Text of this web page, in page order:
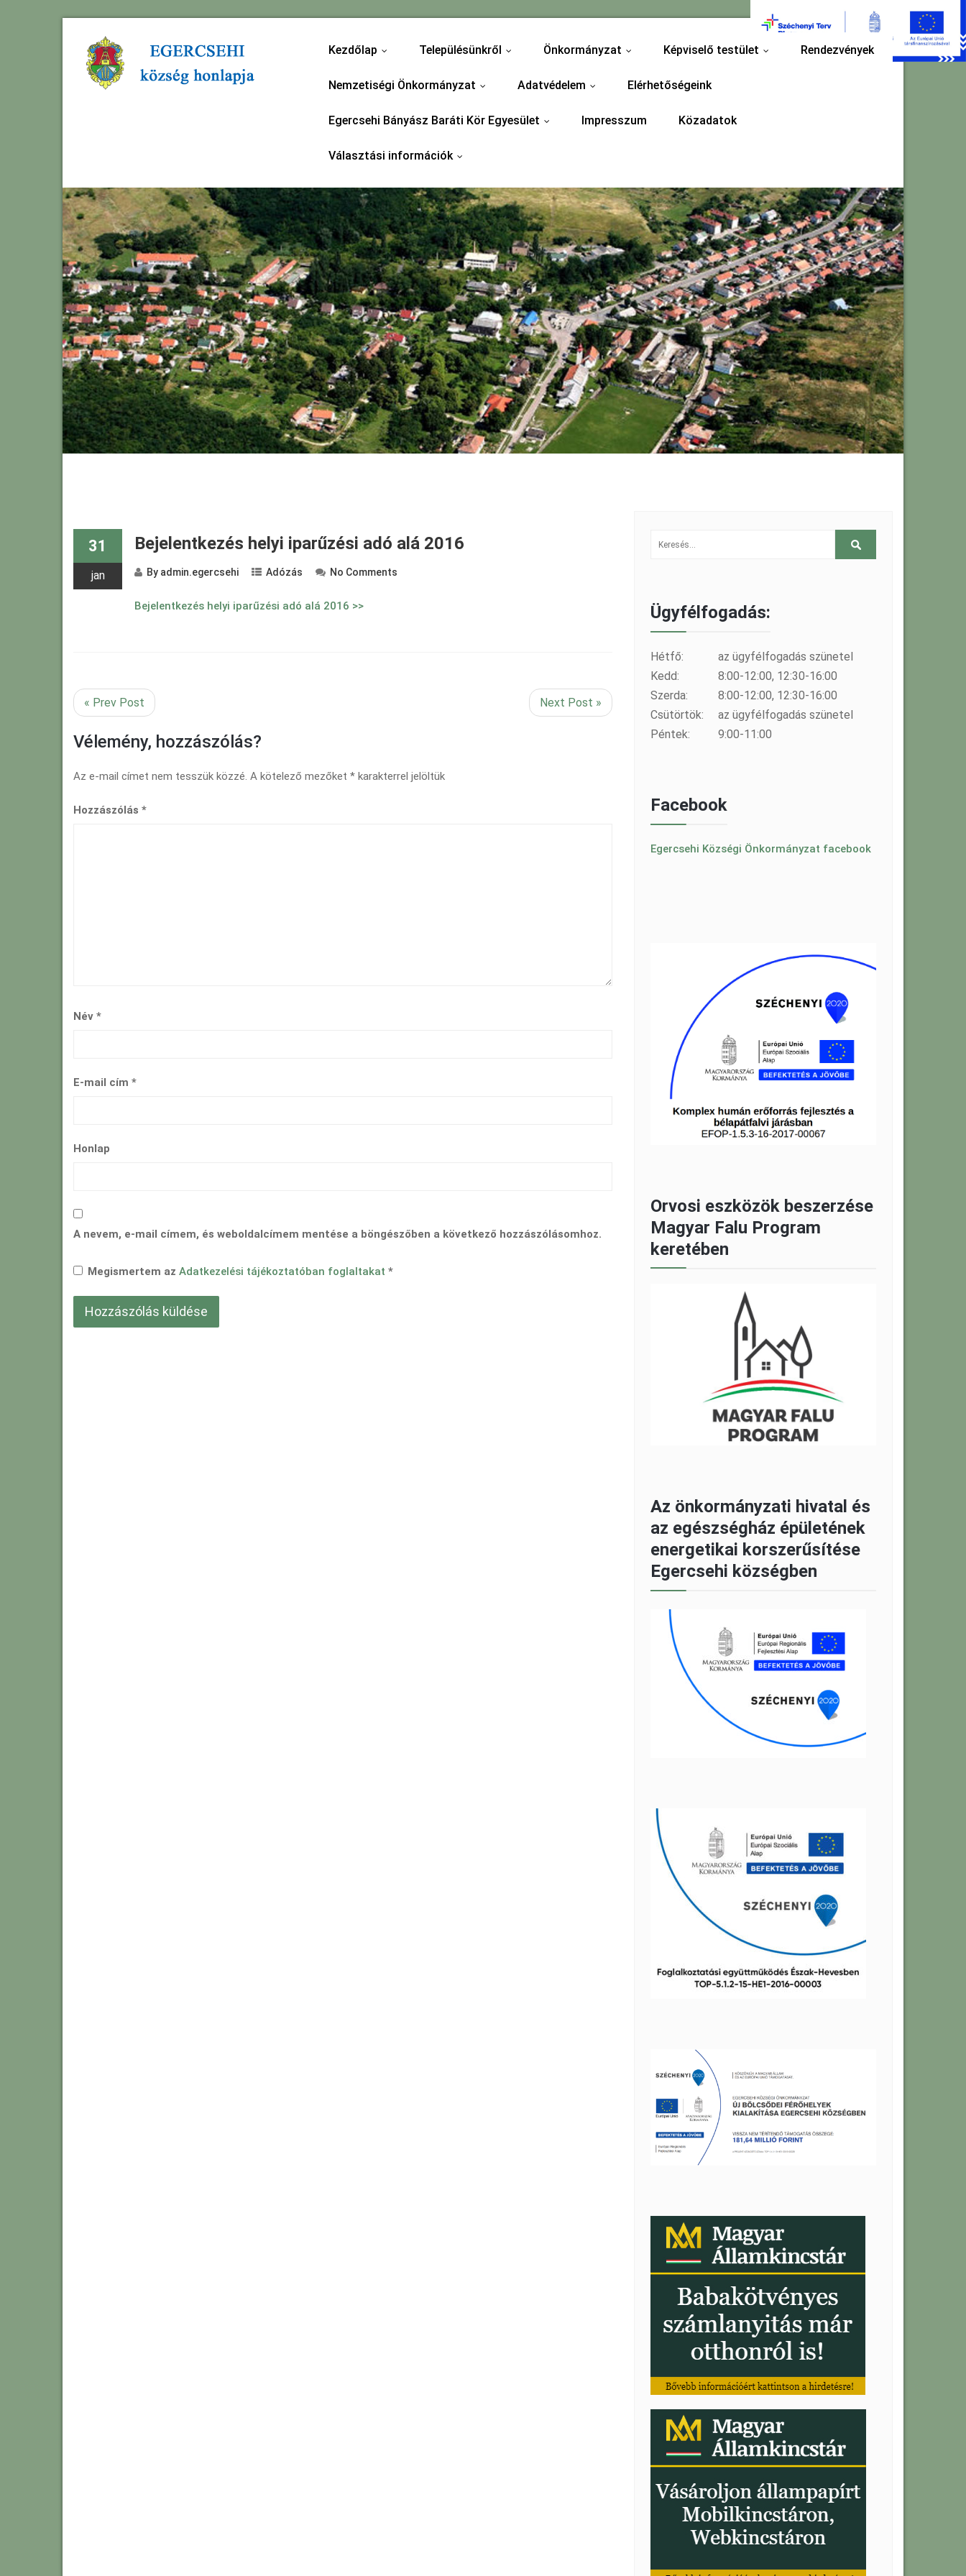
Kezdőlap Településünkről Önkormányzat Képviselő testület Rendezvények
Nemzetiségi Önkormányzat Adatvédelem Elérhetőségeink
Egercsehi Bányász Baráti Kör Egyesület Impresszum Közadatok
Választási információk
31
jan
Bejelentkezés helyi iparűzési adó alá 2016
By admin.egercsehi Adózás No Comments
Bejelentkezés helyi iparűzési adó alá 2016 >>
« Prev Post Next Post »
Vélemény, hozzászólás?
Az e-mail címet nem tesszük közzé. A kötelező mezőket * karakterrel jelöltük
Hozzászólás *
Név *
E-mail cím *
Honlap
A nevem, e-mail címem, és weboldalcímem mentése a böngészőben a következő hozzászólásomhoz.
Megismertem az Adatkezelési tájékoztatóban foglaltakat *
Ügyfélfogadás:
Hétfő:
az ügyfélfogadás szünetel
Kedd:
8:00-12:00, 12:30-16:00
Szerda:
8:00-12:00, 12:30-16:00
Csütörtök:
az ügyfélfogadás szünetel
Péntek:
9:00-11:00
Facebook
Egercsehi Községi Önkormányzat facebook
Orvosi eszközök beszerzése
Magyar Falu Program
keretében
Az önkormányzati hivatal és
az egészségház épületének
energetikai korszerűsítése
Egercsehi községben